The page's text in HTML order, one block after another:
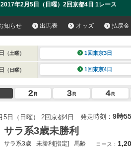
2017年2月5日（日曜）2回京都4日 1レース
知らせ 出馬表 オッズ 払戻金
（土曜） 1回東京3日
（日曜） 1回東京4日
5日（日曜） 2回京都4日 発走時刻： 9時
サラ系3歳未勝利
サラ系3歳 未勝利[指定] 馬齢 コース：